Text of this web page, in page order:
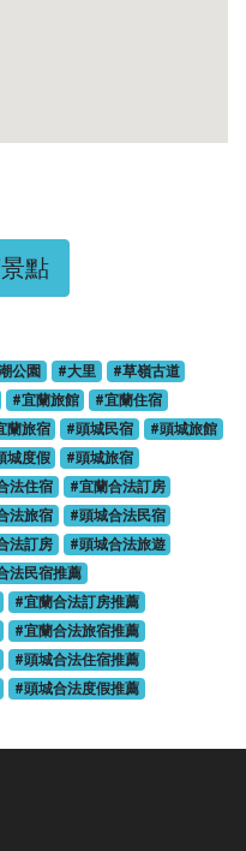
點
公園 #大里
#草嶺古道
#宜蘭旅館
#宜蘭住宿
蘭旅宿 #頭城民宿
#頭城旅館
城度假
#頭城旅宿
法住宿
#宜蘭合法訂房
法旅宿
#頭城合法民宿
法訂房
#頭城合法旅遊
法民宿推薦
#宜蘭合法訂房推薦
#宜蘭合法旅宿推薦
#頭城合法住宿推薦
#頭城合法度假推薦